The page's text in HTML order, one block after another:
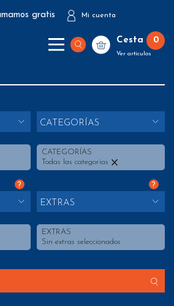
gratis Mi cuenta
Cesta 0
Ver artículos
CATEGORÍAS
CATEGORÍAS
Todas las categorías
? ?
EXTRAS
EXTRAS
Sin extras seleccionados